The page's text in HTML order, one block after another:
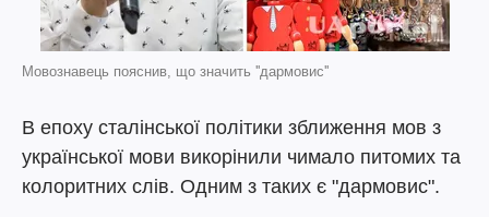
Мовознавець пояснив, що значить ''дармовис''
В епоху сталінської політики зближення мов з
української мови викорінили чимало питомих та
колоритних слів. Одним з таких є "дармовис".